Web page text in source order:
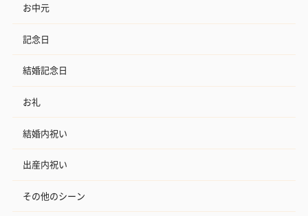
お中元
記念日
結婚記念日
お礼
結婚内祝い
出産内祝い
その他のシーン